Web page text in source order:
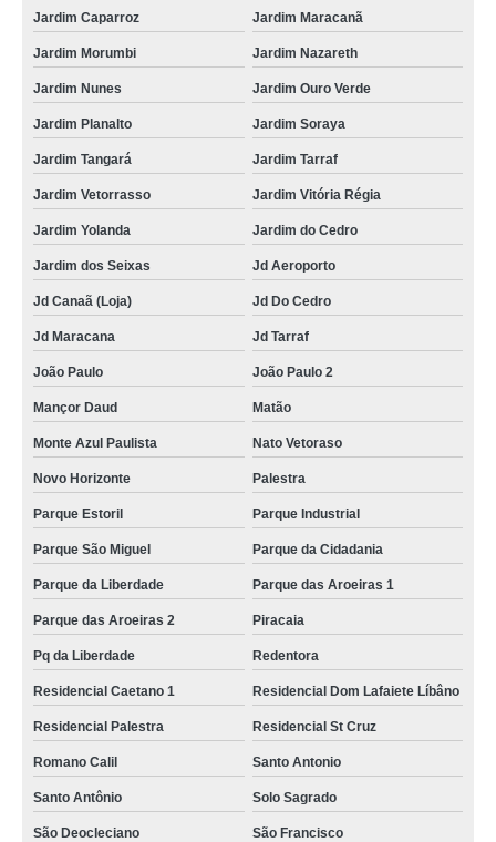
Jardim Caparroz Jardim Maracanã
Jardim Morumbi Jardim Nazareth
Jardim Nunes Jardim Ouro Verde
Jardim Planalto Jardim Soraya
Jardim Tangará Jardim Tarraf
Jardim Vetorrasso Jardim Vitória Régia
Jardim Yolanda Jardim do Cedro
Jardim dos Seixas Jd Aeroporto
Jd Canaã (Loja) Jd Do Cedro
Jd Maracana Jd Tarraf
João Paulo João Paulo 2
Mançor Daud Matão
Monte Azul Paulista Nato Vetoraso
Novo Horizonte Palestra
Parque Estoril Parque Industrial
Parque São Miguel Parque da Cidadania
Parque da Liberdade Parque das Aroeiras 1
Parque das Aroeiras 2 Piracaia
Pq da Liberdade Redentora
Residencial Caetano 1 Residencial Dom Lafaiete Líbâno
Residencial Palestra Residencial St Cruz
Romano Calil Santo Antonio
Santo Antônio Solo Sagrado
São Deocleciano São Francisco